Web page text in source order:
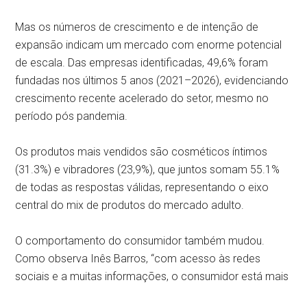
Mas os números de crescimento e de intenção de
expansão indicam um mercado com enorme potencial
de escala. Das empresas identificadas, 49,6% foram
fundadas nos últimos 5 anos (2021–2026), evidenciando
crescimento recente acelerado do setor, mesmo no
período pós pandemia.
Os produtos mais vendidos são cosméticos íntimos
(31.3%) e vibradores (23,9%), que juntos somam 55.1%
de todas as respostas válidas, representando o eixo
central do mix de produtos do mercado adulto.
O comportamento do consumidor também mudou.
Como observa Inês Barros, “com acesso às redes
sociais e a muitas informações, o consumidor está mais